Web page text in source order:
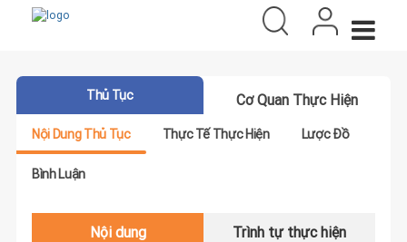
Thủ Tục Cơ Quan Thực Hiện
Nội Dung Thủ Tục Thực Tế Thực Hiện Lược Đồ
Bình Luận
Nội dung Trình tự thực hiện